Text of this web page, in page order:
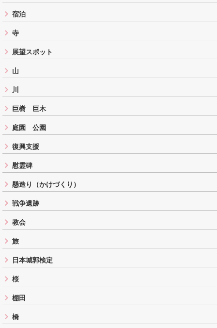
宿泊
寺
展望スポット
山
川
巨樹 巨木
庭園 公園
復興支援
慰霊碑
懸造り（かけづくり）
戦争遺跡
教会
旅
日本城郭検定
桜
棚田
橋